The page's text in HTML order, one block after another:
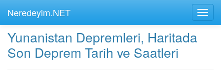
Neredeyim.NET
Yunanistan Depremleri, Haritada
Son Deprem Tarih ve Saatleri